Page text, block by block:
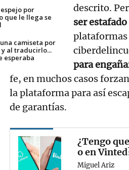
por
que le llega se
camiseta por
y al traducirlo...
esperaba
descrito.
ser estafado
plataformas
para
fe, en muchos casos
la plataforma para así
de garantías.
¿Tengo
o en
Miguel Ariz